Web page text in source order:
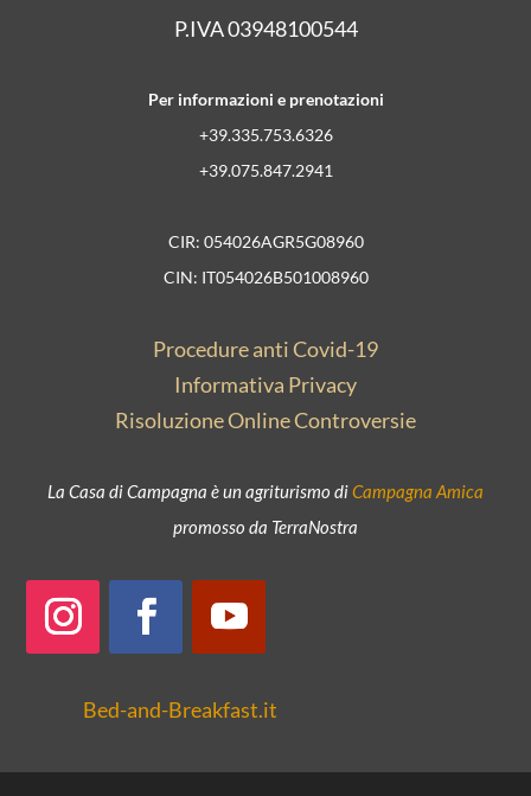
P.IVA 03948100544
Per informazioni e prenotazioni
+39.335.753.6326
+39.075.847.2941
CIR: 054026AGR5G08960
CIN: IT054026B501008960
Procedure anti Covid-19
Informativa Privacy
Risoluzione Online Controversie
La Casa di Campagna è un agriturismo diCampagna Amica
promosso da TerraNostra
Bed-and-Breakfast.it